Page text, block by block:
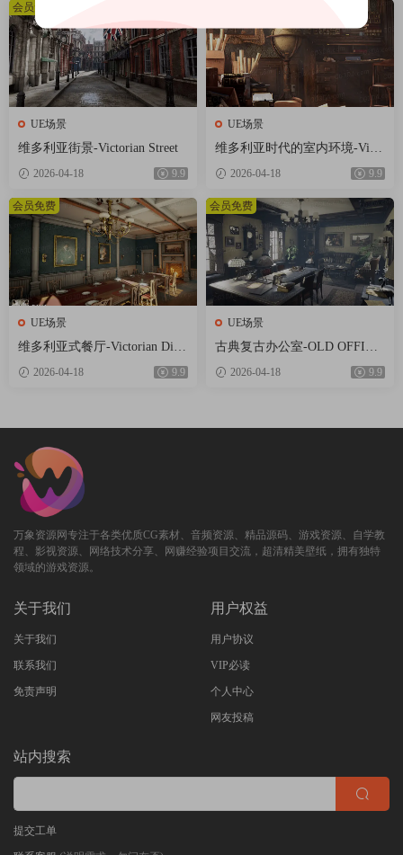
UE场景
维多利亚街景-Victorian Street
2026-04-18 9.9
会员免费
UE场景
维多利亚时代的室内环境-Victo
rian Interior Environment
2026-04-18 9.9
UE场景
维多利亚式餐厅-Victorian Dini
ng Room
2026-04-18 9.9
会员免费
UE场景
古典复古办公室-OLD OFFICE
(MODULAR)
2026-04-18 9.9
会员免费
万象资源网专注于各类优质CG素材、音频资源、精品源码、游戏资源、自学教
程、影视资源、网络技术分享、网赚经验项目交流，超清精美壁纸，拥有独特
领域的游戏资源。
关于我们
关于我们
联系我们
免责声明
用户权益
用户协议
VIP必读
个人中心
网友投稿
站内搜索
提交工单